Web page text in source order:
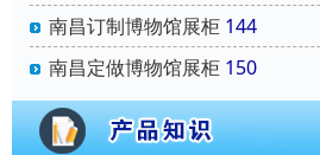
南昌订制博物馆展柜 144
南昌定做博物馆展柜 150